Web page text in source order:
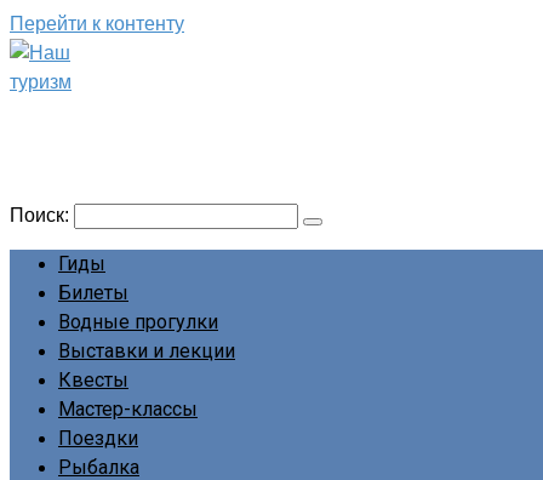
Перейти к контенту
Поиск:
Гиды
Билеты
Водные прогулки
Выставки и лекции
Квесты
Мастер-классы
Поездки
Рыбалка